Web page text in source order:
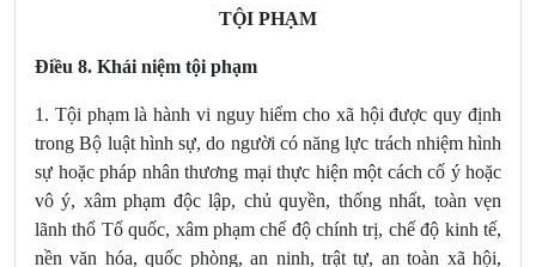
TỘI PHẠM
Điều 8. Khái niệm tội phạm
1. Tội phạm là hành vi nguy hiểm cho xã hội được quy định
trong Bộ luật hình sự, do người có năng lực trách nhiệm hình
sự hoặc pháp nhân thương mại thực hiện một cách cố ý hoặc
vô ý, xâm phạm độc lập, chủ quyền, thống nhất, toàn vẹn
lãnh thổ Tổ quốc, xâm phạm chế độ chính trị, chế độ kinh tế,
nền văn hóa, quốc phòng, an ninh, trật tự, an toàn xã hội,